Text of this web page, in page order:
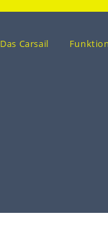
Das Carsail Funktion